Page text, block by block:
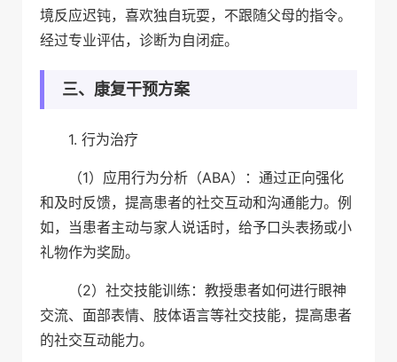
境反应迟钝，喜欢独自玩耍，不跟随父母的指令。
经过专业评估，诊断为自闭症。
三、康复干预方案
1. 行为治疗
（1）应用行为分析（ABA）：通过正向强化
和及时反馈，提高患者的社交互动和沟通能力。例
如，当患者主动与家人说话时，给予口头表扬或小
礼物作为奖励。
（2）社交技能训练：教授患者如何进行眼神
交流、面部表情、肢体语言等社交技能，提高患者
的社交互动能力。